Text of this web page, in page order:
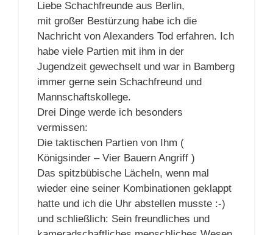
Liebe Schachfreunde aus Berlin,
mit großer Bestürzung habe ich die
Nachricht von Alexanders Tod erfahren. Ich
habe viele Partien mit ihm in der
Jugendzeit gewechselt und war in Bamberg
immer gerne sein Schachfreund und
Mannschaftskollege.
Drei Dinge werde ich besonders
vermissen:
Die taktischen Partien von Ihm (
Königsinder – Vier Bauern Angriff )
Das spitzbübische Lächeln, wenn mal
wieder eine seiner Kombinationen geklappt
hatte und ich die Uhr abstellen musste :-)
und schließlich: Sein freundliches und